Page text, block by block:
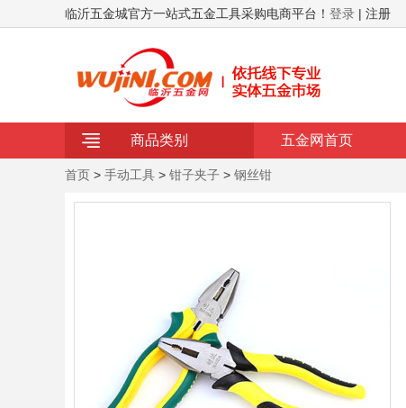
临沂五金城官方一站式五金工具采购电商平台！ 登录 | 注册
商品类别 五金网首页
首页 > 手动工具 > 钳子夹子 > 钢丝钳